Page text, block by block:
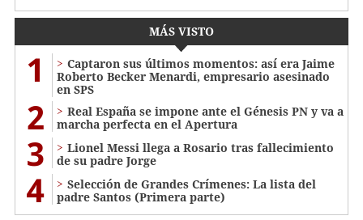
MÁS VISTO
1
Captaron sus últimos momentos: así era Jaime
Roberto Becker Menardi​​​, empresario asesinado
en SPS
2
Real España se impone ante el Génesis PN y va a
marcha perfecta en el Apertura
3
Lionel Messi llega a Rosario tras fallecimiento
de su padre Jorge
4
Selección de Grandes Crímenes: La lista del
padre Santos (Primera parte)